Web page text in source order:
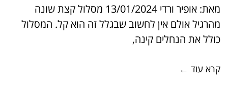
מאת: אופיר ורדי 13/01/2024 מסלול קצת שונה
מהרגיל אולם אין לחשוב שבגלל זה הוא קל. המסלול
כולל את הנחלים קינה,
קרא עוד ←